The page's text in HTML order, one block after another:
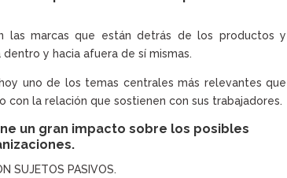
las marcas que están detrás de los productos y
y hacia afuera de sí mismas.
uno de los temas centrales más relevantes que
la relación que sostienen con sus trabajadores.
un gran impacto sobre los posibles
SUJETOS PASIVOS.